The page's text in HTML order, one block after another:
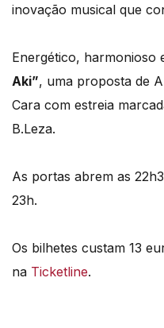
inovação musical que
Energético, harmonioso
Aki”, uma proposta de
Cara com estreia
B.Leza.
As portas abrem as
23h.
Os bilhetes custam 13
na Ticketline.